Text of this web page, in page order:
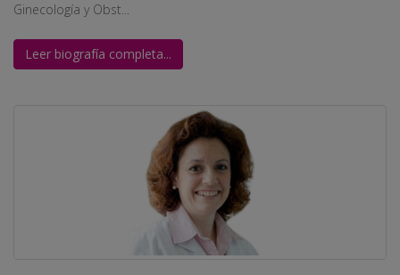
Ginecología y Obst...
Leer biografía completa...